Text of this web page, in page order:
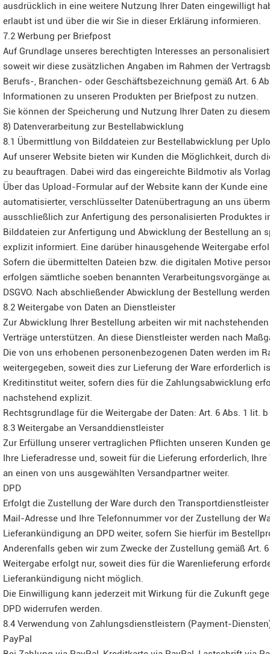
ausdrücklich in eine weitere Nutzung Ihrer Daten eingewilligt
erlaubt ist und über die wir Sie in dieser Erklärung informieren.
7.2 Werbung per Briefpost
Auf Grundlage unseres berechtigten Interesses an
soweit wir diese zusätzlichen Angaben im Rahmen der
Berufs-, Branchen- oder Geschäftsbezeichnung gemäß Art. 6
Informationen zu unseren Produkten per Briefpost zu nutzen.
Sie können der Speicherung und Nutzung Ihrer Daten zu
8) Datenverarbeitung zur Bestellabwicklung
8.1 Übermittlung von Bilddateien zur Bestellabwicklung per
Auf unserer Website bieten wir Kunden die Möglichkeit, durch
zu beauftragen. Dabei wird das eingereichte Bildmotiv als
Über das Upload-Formular auf der Website kann der Kunde
automatisierter, verschlüsselter Datenübertragung an uns
ausschließlich zur Anfertigung des personalisierten Produktes
Bilddateien zur Anfertigung und Abwicklung der Bestellung an
explizit informiert. Eine darüber hinausgehende Weitergabe
Sofern die übermittelten Dateien bzw. die digitalen Motive
erfolgen sämtliche soeben benannten Verarbeitungsvorgänge
DSGVO. Nach abschließender Abwicklung der Bestellung
8.2 Weitergabe von Daten an Dienstleister
Zur Abwicklung Ihrer Bestellung arbeiten wir mit
Verträge unterstützen. An diese Dienstleister werden nach
Die von uns erhobenen personenbezogenen Daten werden im
weitergegeben, soweit dies zur Lieferung der Ware
Kreditinstitut weiter, sofern dies für die Zahlungsabwicklung
nachstehend explizit.
Rechtsgrundlage für die Weitergabe der Daten: Art. 6 Abs. 1 lit. b
8.3 Weitergabe an Versanddienstleister
Zur Erfüllung unserer vertraglichen Pflichten unseren Kunden
Ihre Lieferadresse und, soweit für die Lieferung erforderlich,
an einen von uns ausgewählten Versandpartner weiter.
DPD
Erfolgt die Zustellung der Ware durch den
Mail-Adresse und Ihre Telefonnummer vor der Zustellung der
Lieferankündigung an DPD weiter, sofern Sie hierfür im
Anderenfalls geben wir zum Zwecke der Zustellung gemäß Art.
Weitergabe erfolgt nur, soweit dies für die Warenlieferung
Lieferankündigung nicht möglich.
Die Einwilligung kann jederzeit mit Wirkung für die Zukunft
DPD widerrufen werden.
8.4 Verwendung von Zahlungsdienstleistern (Payment-
PayPal